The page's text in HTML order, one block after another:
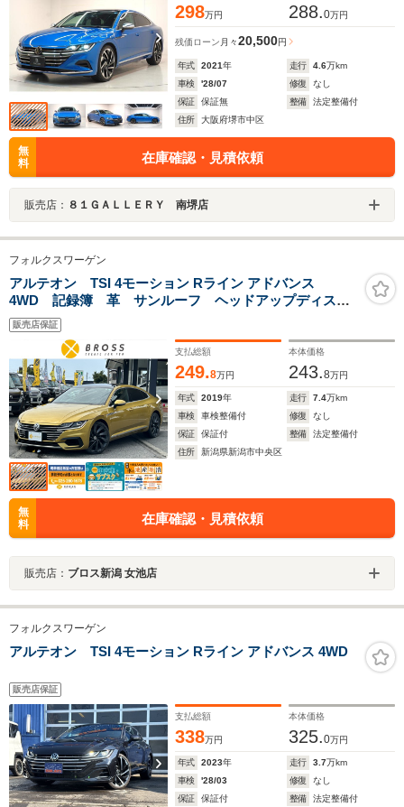
298万円 288.0万円
残価ローン 月々20,500円
年式 2021年 走行 4.6万km
車検
'28/07 修復
なし
保証
保証無 整備
法定整備付
住所
大阪府堺市中区
無
料
在庫確認・見積依頼
販売店： ８１ＧＡＬＬＥＲＹ 南堺店
フォルクスワーゲン
アルテオン TSI 4モーション Rライン アドバンス
4WD 記録簿 革 サンルーフ ヘッドアップディスプ
レー パワーバックドア シートヒーター パワーシー
ト Bカメラ ナビTV ブルートーゥース ドライブレ
コーダー クルコン ブラインドスポットモニター
販売店保証
支払総額
249.8万円
本体価格
243.8万円
年式 2019年 走行 7.4万km
車検
車検整備付 修復
なし
保証
保証付 整備
法定整備付
住所
新潟県新潟市中央区
無
料
在庫確認・見積依頼
販売店： ブロス新潟 女池店
フォルクスワーゲン
アルテオン TSI 4モーション Rライン アドバンス 4WD
販売店保証
支払総額
338万円
本体価格
325.0万円
年式 2023年 走行 3.7万km
車検
'28/03 修復
なし
保証
保証付 整備 法定整備付